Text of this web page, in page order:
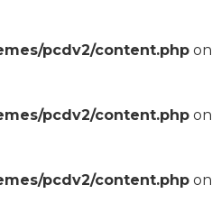
pcdv2/content.php on
pcdv2/content.php on
pcdv2/content.php on